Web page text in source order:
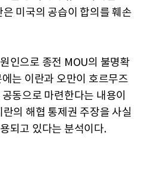
미국의 공습이 합의를 훼손
인으로 종전 MOU의 불명확
는 이란과 오만이 호르무즈
동으로 마련한다는 내용이
의 해협 통제권 주장을 사실
되고 있다는 분석이다.